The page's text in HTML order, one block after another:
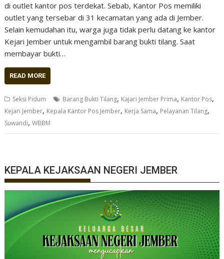
di outlet kantor pos terdekat. Sebab, Kantor Pos memiliki
outlet yang tersebar di 31 kecamatan yang ada di Jember.
Selain kemudahan itu, warga juga tidak perlu datang ke kantor
Kejari Jember untuk mengambil barang bukti tilang. Saat
membayar bukti…
READ MORE
Seksi Pidum Barang Bukti Tilang, Kajari Jember Prima, Kantor Pos,
Kejari Jember, Kepala Kantor Pos Jember, Kerja Sama, Pelayanan Tilang,
Suwandi,WBBM
KEPALA KEJAKSAAN NEGERI JEMBER